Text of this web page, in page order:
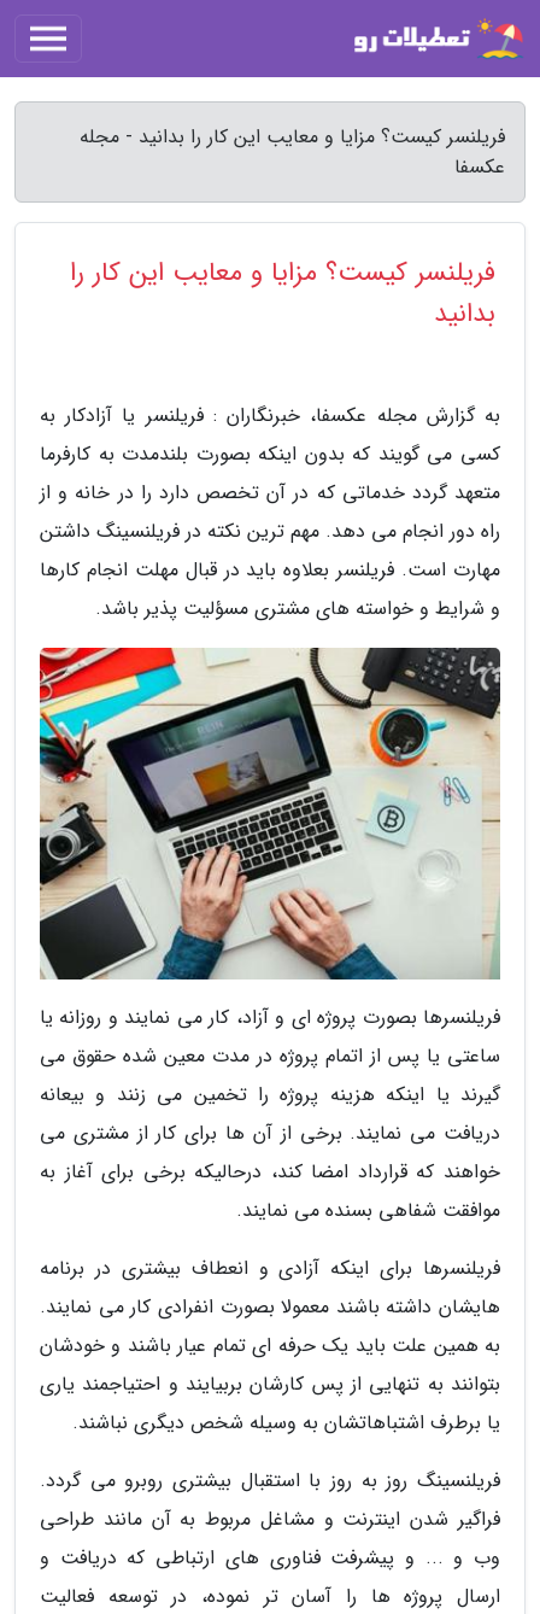
فریلنسر کیست؟ مزایا و معایب این کار را بدانید - مجله
عکسفا
فریلنسر کیست؟ مزایا و معایب این کار را
بدانید
به گزارش مجله عکسفا، خبرنگاران : فریلنسر یا آزادکار به
کسی می گویند که بدون اینکه بصورت بلندمدت به کارفرما
متعهد گردد خدماتی که در آن تخصص دارد را در خانه و از
راه دور انجام می دهد. مهم ترین نکته در فریلنسینگ داشتن
مهارت است. فریلنسر بعلاوه باید در قبال مهلت انجام کارها
و شرایط و خواسته های مشتری مسؤلیت پذیر باشد.
فریلنسرها بصورت پروژه ای و آزاد، کار می نمایند و روزانه یا
ساعتی یا پس از اتمام پروژه در مدت معین شده حقوق می
گیرند یا اینکه هزینه پروژه را تخمین می زنند و بیعانه
دریافت می نمایند. برخی از آن ها برای کار از مشتری می
خواهند که قرارداد امضا کند، درحالیکه برخی برای آغاز به
موافقت شفاهی بسنده می نمایند.
فریلنسرها برای اینکه آزادی و انعطاف بیشتری در برنامه
هایشان داشته باشند معمولا بصورت انفرادی کار می نمایند.
به همین علت باید یک حرفه ای تمام عیار باشند و خودشان
بتوانند به تنهایی از پس کارشان بربیایند و احتیاجمند یاری
یا برطرف اشتباهاتشان به وسیله شخص دیگری نباشند.
فریلنسینگ روز به روز با استقبال بیشتری روبرو می گردد.
فراگیر شدن اینترنت و مشاغل مربوط به آن مانند طراحی
وب و ... و پیشرفت فناوری های ارتباطی که دریافت و
ارسال پروژه ها را آسان تر نموده، در توسعه فعالیت